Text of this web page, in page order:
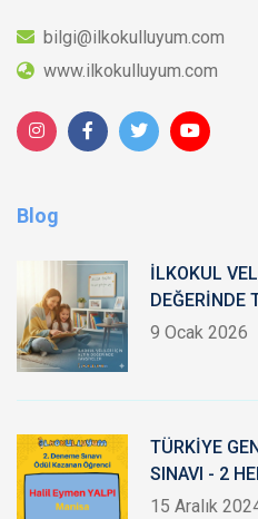
bilgi@ilkokulluyum.com
www.ilkokulluyum.com
Blog
İLKOKUL
DEĞERİNDE
9 Ocak 2026
TÜRKİYE
SINAVI - 2
15 Aralık